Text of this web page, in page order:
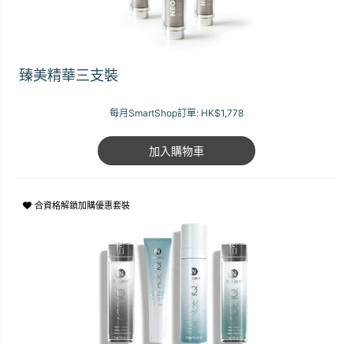
臻美精華三支裝
每月SmartShop訂單: HK$1,778
加入購物車
合資格解鎖加購優惠套裝